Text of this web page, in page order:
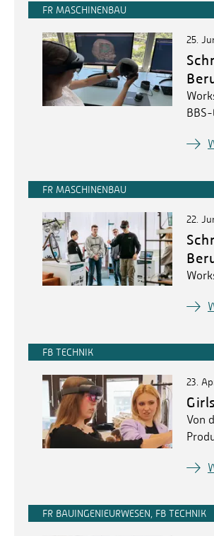
FR MASCHINENBAU
25.
FR MASCHINENBAU
22.
FB TECHNIK
23.
Von
FR BAUINGENIEURWESEN, FB TECHNIK